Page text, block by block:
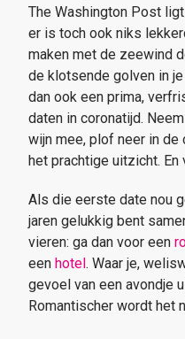
The Washington Post
er is toch ook niks
maken met de zeewind
de klotsende golven in
dan ook een prima,
daten in coronatijd.
wijn mee, plof neer in de
het prachtige uitzicht. En
Als die eerste date nou
jaren gelukkig bent
vieren: ga dan voor een
een hotel. Waar je,
gevoel van een avondje
Romantischer wordt het